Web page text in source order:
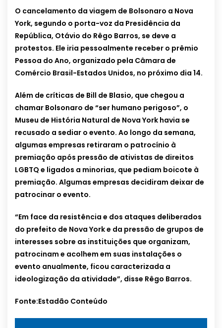
O cancelamento da viagem de Bolsonaro a Nova
York, segundo o porta-voz da Presidência da
República, Otávio do Rêgo Barros, se deve a
protestos. Ele iria pessoalmente receber o prêmio
Pessoa do Ano, organizado pela Câmara de
Comércio Brasil-Estados Unidos, no próximo dia 14.
Além de críticas de Bill de Blasio, que chegou a
chamar Bolsonaro de “ser humano perigoso”, o
Museu de História Natural de Nova York havia se
recusado a sediar o evento. Ao longo da semana,
algumas empresas retiraram o patrocínio à
premiação após pressão de ativistas de direitos
LGBTQ e ligados a minorias, que pediam boicote à
premiação. Algumas empresas decidiram deixar de
patrocinar o evento.
“Em face da resistência e dos ataques deliberados
do prefeito de Nova York e da pressão de grupos de
interesses sobre as instituições que organizam,
patrocinam e acolhem em suas instalações o
evento anualmente, ficou caracterizada a
ideologização da atividade”, disse Rêgo Barros.
Fonte:Estadão Conteúdo